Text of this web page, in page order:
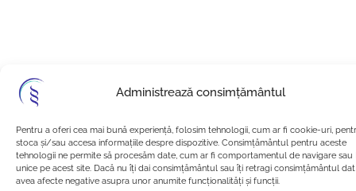
Administrează consimțământul
Pentru a oferi cea mai bună experiență, folosim tehnologii, cum ar fi cookie-uri,
stoca și/sau accesa informațiile despre dispozitive. Consimțământul pentru aceste
tehnologii ne permite să procesăm date, cum ar fi comportamentul de navigare sau
unice pe acest site. Dacă nu îți dai consimțământul sau îți retragi consimțământul
avea afecte negative asupra unor anumite funcționalități și funcții.